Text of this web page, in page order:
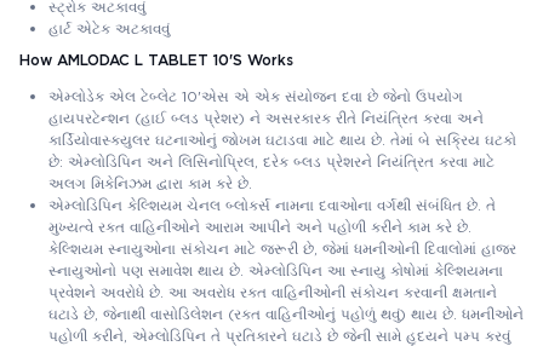
સ્ટ્રોક અટકાવવું
હાર્ટ એટેક અટકાવવું
How AMLODAC L TABLET 10'S Works
એમ્લોડેક એલ ટેબ્લેટ 10'એસ એ એક સંયોજન દવા છે જેનો ઉપયોગ
હાયપરટેન્શન (હાઈ બ્લડ પ્રેશર) ને અસરકારક રીતે નિયંત્રિત કરવા અને
કાર્ડિયોવાસ્ક્યુલર ઘટનાઓનું જોખમ ઘટાડવા માટે થાય છે. તેમાં બે સક્રિય ઘટકો
છે: એમ્લોડિપિન અને લિસિનોપ્રિલ, દરેક બ્લડ પ્રેશરને નિયંત્રિત કરવા માટે
અલગ મિકેનિઝમ દ્વારા કામ કરે છે.
એમ્લોડિપિન કેલ્શિયમ ચેનલ બ્લોકર્સ નામના દવાઓના વર્ગથી સંબંધિત છે. તે
મુખ્યત્વે રક્ત વાહિનીઓને આરામ આપીને અને પહોળી કરીને કામ કરે છે.
કેલ્શિયમ સ્નાયુઓના સંકોચન માટે જરૂરી છે, જેમાં ધમનીઓની દિવાલોમાં હાજર
સ્નાયુઓનો પણ સમાવેશ થાય છે. એમ્લોડિપિન આ સ્નાયુ કોષોમાં કેલ્શિયમના
પ્રવેશને અવરોધે છે. આ અવરોધ રક્ત વાહિનીઓની સંકોચન કરવાની ક્ષમતાને
ઘટાડે છે, જેનાથી વાસોડિલેશન (રક્ત વાહિનીઓનું પહોળું થવું) થાય છે. ધમનીઓને
પહોળી કરીને, એમ્લોડિપિન તે પ્રતિકારને ઘટાડે છે જેની સામે હૃદયને પમ્પ કરવું